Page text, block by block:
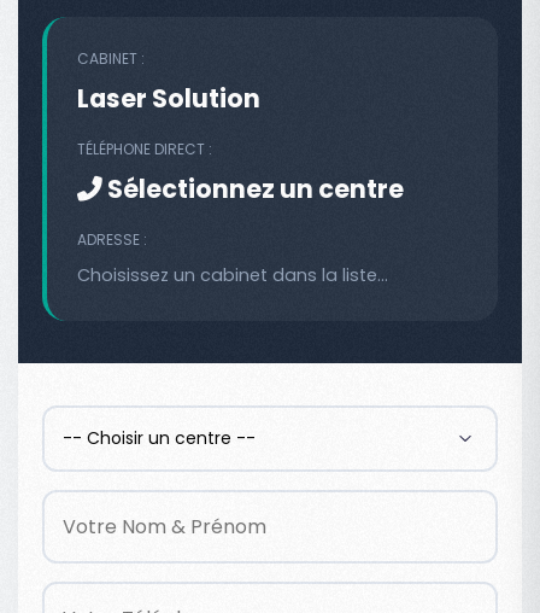
CABINET :
Laser Solution
TÉLÉPHONE DIRECT :
Sélectionnez un centre
ADRESSE :
Choisissez un cabinet dans la liste...